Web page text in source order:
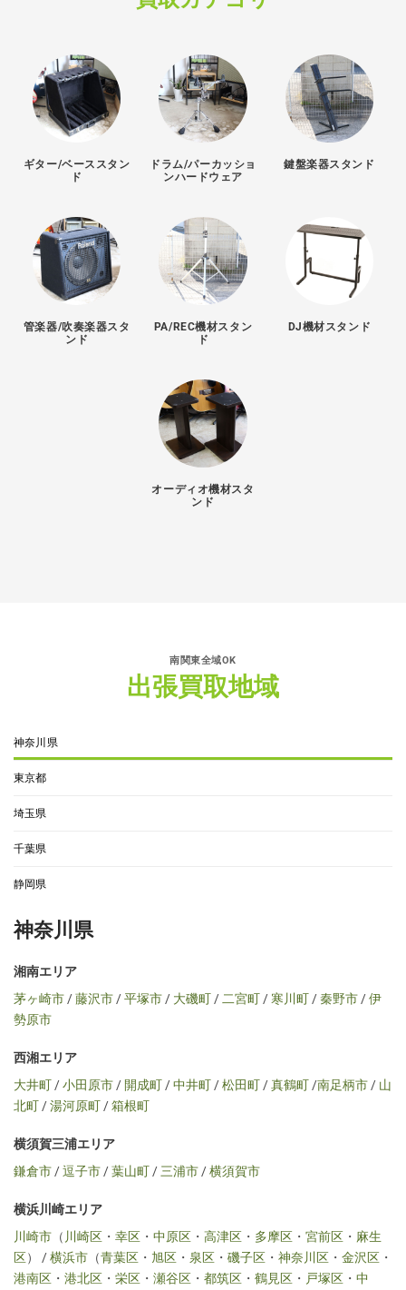
ギター/ベーススタン
ド
ドラム/パーカッショ
ンハードウェア
鍵盤楽器スタンド
管楽器/吹奏楽器スタ
ンド
PA/REC機材スタン
ド
DJ機材スタンド
オーディオ機材スタ
ンド
南関東全域OK
出張買取地域
神奈川県
東京都
埼玉県
千葉県
静岡県
神奈川県
湘南エリア
茅ヶ崎市/藤沢市/平塚市/ 大磯町/二宮町/寒川町/秦野市/伊
勢原市
西湘エリア
大井町/小田原市/ 開成町/中井町/松田町/真鶴町/南足柄市/ 山
北町/湯河原町/箱根町
横須賀三浦エリア
鎌倉市/逗子市/葉山町/三浦市/横須賀市
横浜川崎エリア
川崎市 （ 川崎区 ・ 幸区 ・ 中原区 ・ 高津区 ・ 多摩区 ・ 宮前区 ・ 麻生
区） /横浜市 （青葉区 ・ 旭区 ・ 泉区 ・ 磯子区 ・ 神奈川区 ・ 金沢区 ・
港南区 ・ 港北区 ・ 栄区 ・ 瀬谷区 ・ 都筑区 ・ 鶴見区 ・ 戸塚区 ・ 中